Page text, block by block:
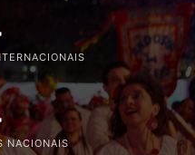
NACIONAIS